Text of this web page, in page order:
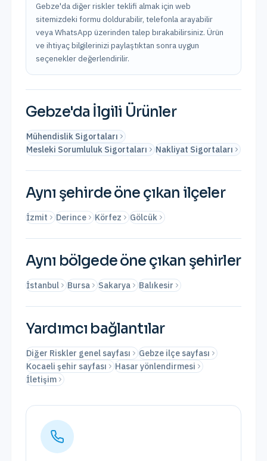
Gebze'da diğer riskler teklifi almak için web
sitemizdeki formu doldurabilir, telefonla arayabilir
veya WhatsApp üzerinden talep bırakabilirsiniz. Ürün
ve ihtiyaç bilgilerinizi paylaştıktan sonra uygun
seçenekler değerlendirilir.
Gebze'da İlgili Ürünler
Mühendislik Sigortaları
Mesleki Sorumluluk Sigortaları
Nakliyat Sigortaları
Aynı şehirde öne çıkan ilçeler
İzmit Derince Körfez Gölcük
Aynı bölgede öne çıkan şehirler
İstanbul Bursa Sakarya Balıkesir
Yardımcı bağlantılar
Diğer Riskler genel sayfası
Gebze ilçe sayfası
Kocaeli şehir sayfası
Hasar yönlendirmesi
İletişim